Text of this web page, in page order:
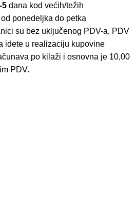
5 dana kod većih/težih
ponedeljka do petka
su bez uključenog PDV-a, PDV
idete u realizaciju kupovine
po kilaži i osnovna je 10,00
PDV.